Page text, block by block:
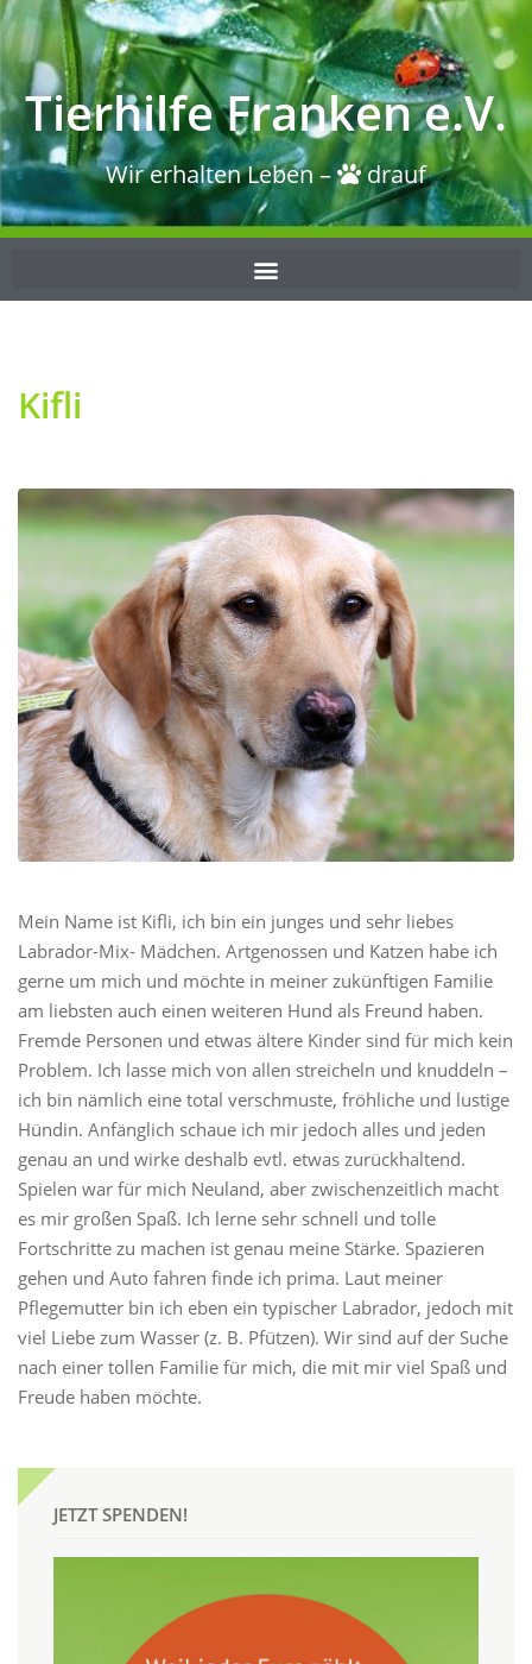
Tierhilfe Franken e.V.
Wir erhalten Leben – drauf
Kifli
Mein Name ist Kifli, ich bin ein junges und sehr liebes
Labrador-Mix- Mädchen. Artgenossen und Katzen habe ich
gerne um mich und möchte in meiner zukünftigen Familie
am liebsten auch einen weiteren Hund als Freund haben.
Fremde Personen und etwas ältere Kinder sind für mich kein
Problem. Ich lasse mich von allen streicheln und knuddeln –
ich bin nämlich eine total verschmuste, fröhliche und lustige
Hündin. Anfänglich schaue ich mir jedoch alles und jeden
genau an und wirke deshalb evtl. etwas zurückhaltend.
Spielen war für mich Neuland, aber zwischenzeitlich macht
es mir großen Spaß. Ich lerne sehr schnell und tolle
Fortschritte zu machen ist genau meine Stärke. Spazieren
gehen und Auto fahren finde ich prima. Laut meiner
Pflegemutter bin ich eben ein typischer Labrador, jedoch mit
viel Liebe zum Wasser (z. B. Pfützen). Wir sind auf der Suche
nach einer tollen Familie für mich, die mit mir viel Spaß und
Freude haben möchte.
JETZT SPENDEN!